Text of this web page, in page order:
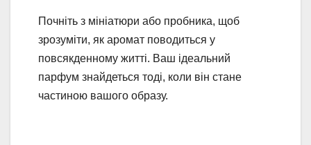
Почніть з мініатюри або пробника, щоб
зрозуміти, як аромат поводиться у
повсякденному житті. Ваш ідеальний
парфум знайдеться тоді, коли він стане
частиною вашого образу.